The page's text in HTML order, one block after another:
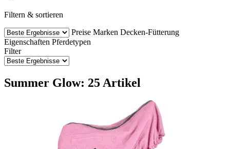
Filtern & sortieren
Preise Marken Decken-Fütterung
Eigenschaften Pferdetypen
Filter
Summer Glow: 25 Artikel